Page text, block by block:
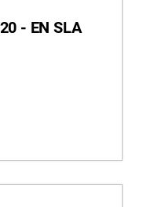
- EN SLA